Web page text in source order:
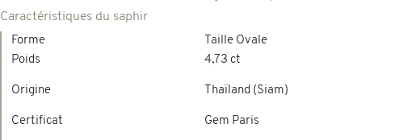
Caractéristiques du saphir
Forme
Taille Ovale
Poids
Origine
Certificat
4,73 ct
Thaïland (Siam)
Gem Paris